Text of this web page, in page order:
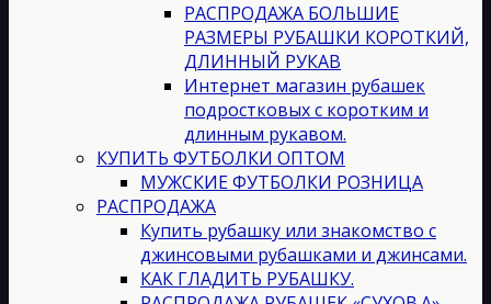
РАСПРОДАЖА БОЛЬШИЕ
РАЗМЕРЫ РУБАШКИ КОРОТКИЙ,
ДЛИННЫЙ РУКАВ
Интернет магазин рубашек
подростковых с коротким и
длинным рукавом.
КУПИТЬ ФУТБОЛКИ ОПТОМ
МУЖСКИЕ ФУТБОЛКИ РОЗНИЦА
РАСПРОДАЖА
Купить рубашку или знакомство с
джинсовыми рубашками и джинсами.
КАК ГЛАДИТЬ РУБАШКУ.